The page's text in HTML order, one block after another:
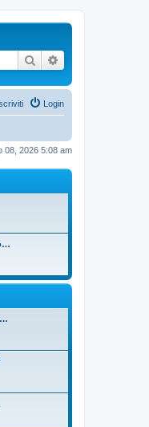
Cerca
Login
08, 2026 5:08 am